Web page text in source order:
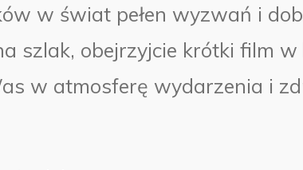
w świat pełen wyzwań i
szlak, obejrzyjcie krótki film
w atmosferę wydarzenia i